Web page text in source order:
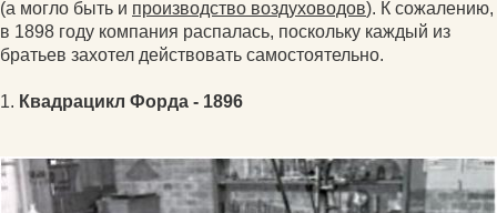
(а могло быть и производство воздуховодов). К сожалению,
в 1898 году компания распалась, поскольку каждый из
братьев захотел действовать самостоятельно.
1. Квадрацикл Форда - 1896